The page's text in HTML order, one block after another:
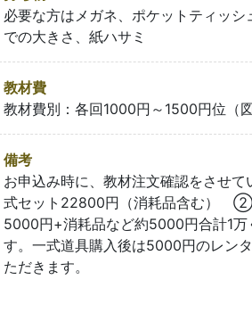
必要な方はメガネ、ポケットティッシ
での大きさ、紙ハサミ
教材費
教材費別：各回1000円～1500円位（図
備考
お申込み時に、教材注文確認をさせ
式セット22800円（消耗品含む） ②
5000円+消耗品など約5000円合計1万
す。一式道具購入後は5000円のレン
ただきます。